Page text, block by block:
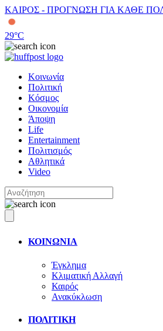
ΚΑΙΡΟΣ - ΠΡΟΓΝΩΣΗ ΓΙΑ ΚΑΘΕ
29°C
Κοινωνία
Πολιτική
Κόσμος
Οικονομία
Άποψη
Life
Entertainment
Πολιτισμός
Αθλητικά
Video
ΚΟΙΝΩΝΙΑ
Έγκλημα
Κλιματική Αλλαγή
Καιρός
Ανακύκλωση
ΠΟΛΙΤΙΚΗ